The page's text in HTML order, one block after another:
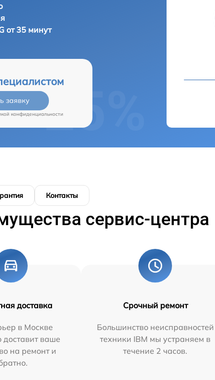
от 35 минут
заявку
конфиденциальности
Контакты
сервис-центра
доставка
в Москве
доставит ваше
на ремонт и
Срочный ремонт
Большинство неисправностей
техники IBM мы устраняем в
течение 2 часов.